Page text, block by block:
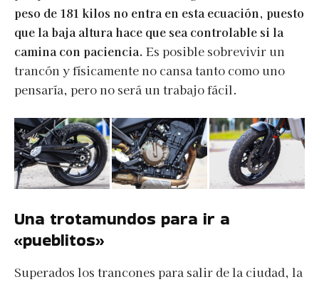
peso de 181 kilos no entra en esta ecuación, puesto
que la baja altura hace que sea controlable si la
camina con paciencia. Es posible sobrevivir un
trancón y físicamente no cansa tanto como uno
pensaría, pero no será un trabajo fácil.
Una trotamundos para ir a
«pueblitos»
Superados los trancones para salir de la ciudad, la